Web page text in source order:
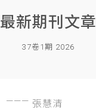
最新期刊文章
37卷1期 2026
張慧清